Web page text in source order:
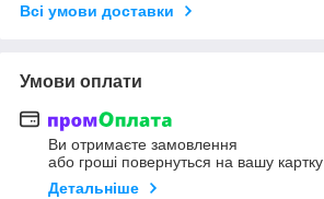
Всі умови доставки
Умови оплати
Ви отримаєте замовлення
або гроші повернуться на вашу картку
Детальніше